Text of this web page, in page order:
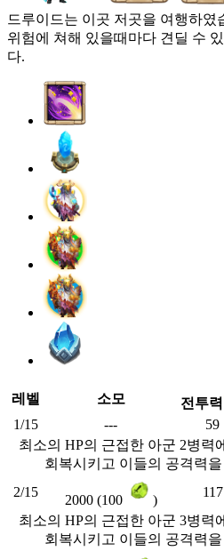
드루이드는 이곳 저곳을 여행하였
위험에 쳐해 있을때마다 견딜 수
다.
레벨 소모 전투력
1/15
--- 59
최소의 HP의 근접한 아군 2병력
회복시키고 이들의 공격력
2/15
2000 (100 )
117
최소의 HP의 근접한 아군 3병력
회복시키고 이들의 공격력